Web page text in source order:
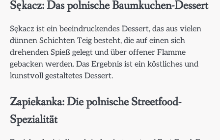
Sękacz: Das polnische Baumkuchen-Dessert
Sękacz ist ein beeindruckendes Dessert, das aus vielen
dünnen Schichten Teig besteht, die auf einen sich
drehenden Spieß gelegt und über offener Flamme
gebacken werden. Das Ergebnis ist ein köstliches und
kunstvoll gestaltetes Dessert.
Zapiekanka: Die polnische Streetfood-
Spezialität